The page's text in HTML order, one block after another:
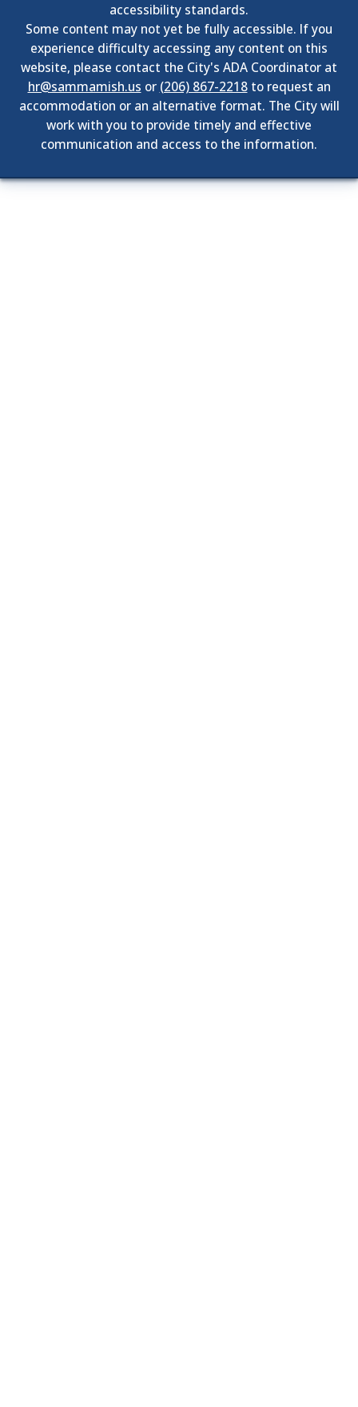
accessibility standards.
Some content may not yet be fully accessible. If you
experience difficulty accessing any content on this
website, please contact the City's ADA Coordinator at
hr@sammamish.us or (206) 867-2218to request an
accommodation or an alternative format. The City will
work with you to provide timely and effective
communication and access to the information.